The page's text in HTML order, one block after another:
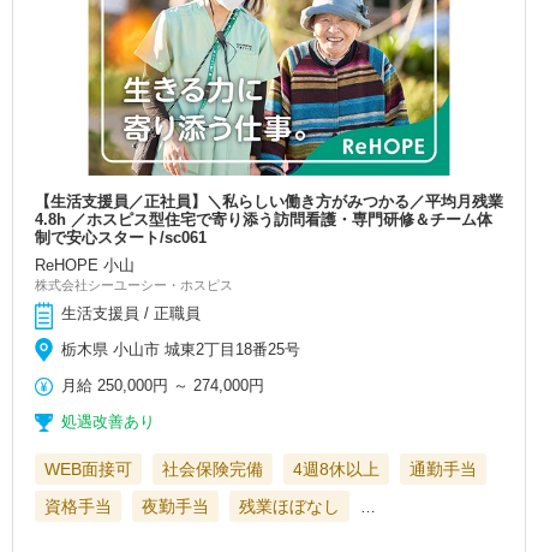
【生活支援員／正社員】＼私らしい働き方がみつかる／平均月残業
4.8h ／ホスピス型住宅で寄り添う訪問看護・専門研修＆チーム体
制で安心スタート/sc061
ReHOPE 小山
株式会社シーユーシー・ホスピス
生活支援員 / 正職員
栃木県 小山市 城東2丁目18番25号
月給 250,000円 ～274,000円
処遇改善あり
WEB面接可 社会保険完備 4週8休以上
通勤手当
資格手当
夜勤手当 残業ほぼなし …